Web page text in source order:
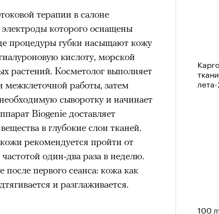
100
терапии в салоне
которого оснащены
процедуры губки насыщают кожу
кислоту, морской
растений. Косметолог выполняет
межклеточной работы, затем
сыворотку и начинает
Biogenie доставляет
в глубокие слои тканей.
рекомендуется пройти от
один-два раза в неделю.
после первого сеанса: кожа как
и разглаживается.
«РБК